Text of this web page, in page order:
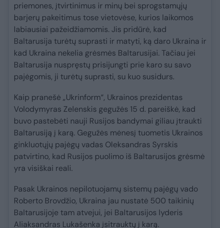
priemones, įtvirtinimus ir minų bei sprogstamųjų
barjerų pakeitimus tose vietovėse, kurios laikomos
labiausiai pažeidžiamomis. Jis pridūrė, kad
Baltarusija turėtų suprasti ir matyti, ką daro Ukraina ir
kad Ukraina nekelia grėsmės Baltarusijai. Tačiau jei
Baltarusija nuspręstų prisijungti prie karo su savo
pajėgomis, ji turėtų suprasti, su kuo susidurs.
Kaip pranešė „Ukrinform“, Ukrainos prezidentas
Volodymyras Zelenskis gegužės 15 d. pareiškė, kad
buvo pastebėti nauji Rusijos bandymai giliau įtraukti
Baltarusiją į karą. Gegužės mėnesį tuometis Ukrainos
ginkluotųjų pajėgų vadas Oleksandras Syrskis
patvirtino, kad Rusijos puolimo iš Baltarusijos grėsmė
yra visiškai reali.
Pasak Ukrainos nepilotuojamų sistemų pajėgų vado
Roberto Brovdžio, Ukraina jau nustatė 500 taikinių
Baltarusijoje tam atvejui, jei Baltarusijos lyderis
Aliaksandras Lukašenka įsitrauktų į karą.